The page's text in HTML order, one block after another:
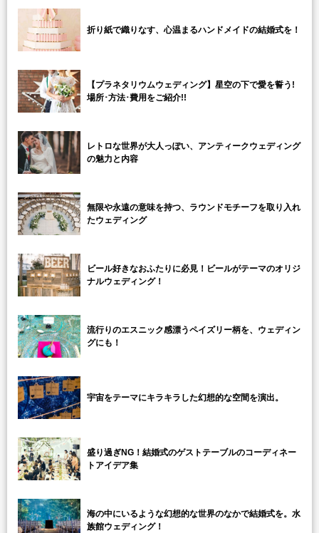
折り紙で織りなす、心温まるハンドメイドの結婚式を！
【プラネタリウムウェディング】星空の下で愛を誓う!
場所･方法･費用をご紹介!!
レトロな世界が大人っぽい、アンティークウェディング
の魅力と内容
無限や永遠の意味を持つ、ラウンドモチーフを取り入れ
たウェディング
ビール好きなおふたりに必見！ビールがテーマのオリジ
ナルウェディング！
流行りのエスニック感漂うペイズリー柄を、ウェディン
グにも！
宇宙をテーマにキラキラした幻想的な空間を演出。
盛り過ぎNG！結婚式のゲストテーブルのコーディネー
トアイデア集
海の中にいるような幻想的な世界のなかで結婚式を。水
族館ウェディング！